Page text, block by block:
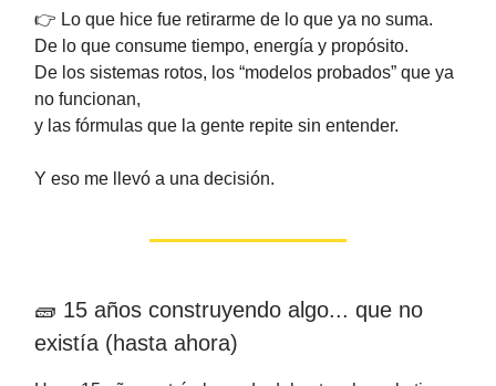
👉 Lo que hice fue retirarme de lo que ya no suma.
De lo que consume tiempo, energía y propósito.
De los sistemas rotos, los “modelos probados” que ya
no funcionan,
y las fórmulas que la gente repite sin entender.
Y eso me llevó a una decisión.
🧱 15 años construyendo algo... que no
existía (hasta ahora)